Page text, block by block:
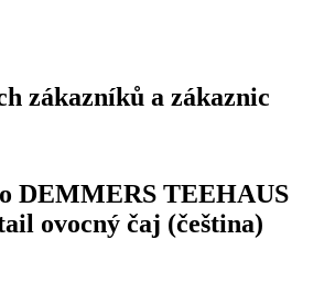
zákazníků a zákaznic
DEMMERS TEEHAUS
ovocný čaj (čeština)